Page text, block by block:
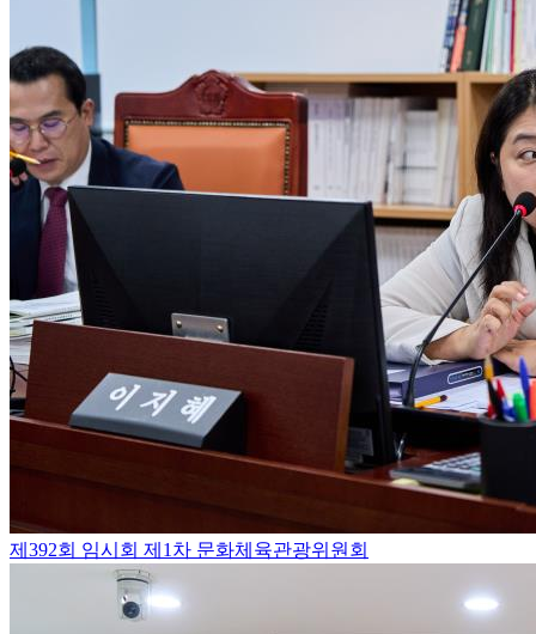
제392회 임시회 제1차 문화체육관광위원회